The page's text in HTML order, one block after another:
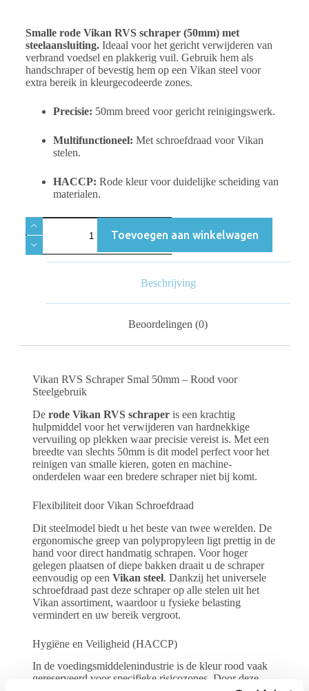
Smalle rode Vikan RVS schraper (50mm) met
steelaansluiting.Ideaal voor het gericht verwijderen van
verbrand voedsel en plakkerig vuil. Gebruik hem als
handschraper of bevestig hem op een Vikan steel voor
extra bereik in kleurgecodeerde zones.
Precisie: 50mm breed voor gericht reinigingswerk.
Multifunctioneel: Met schroefdraad voor Vikan
stelen.
HACCP: Rode kleur voor duidelijke scheiding van
materialen.
Toevoegen aan winkelwagen
Beschrijving
Beoordelingen (0)
Vikan RVS Schraper Smal 50mm – Rood voor
Steelgebruik
De rode Vikan RVS schraperis een krachtig
hulpmiddel voor het verwijderen van hardnekkige
vervuiling op plekken waar precisie vereist is. Met een
breedte van slechts 50mm is dit model perfect voor het
reinigen van smalle kieren, goten en machine-
onderdelen waar een bredere schraper niet bij komt.
Flexibiliteit door Vikan Schroefdraad
Dit steelmodel biedt u het beste van twee werelden. De
ergonomische greep van polypropyleen ligt prettig in de
hand voor direct handmatig schrapen. Voor hoger
gelegen plaatsen of diepe bakken draait u de schraper
eenvoudig op een Vikan steel. Dankzij het universele
schroefdraad past deze schraper op alle stelen uit het
Vikan assortiment, waardoor u fysieke belasting
vermindert en uw bereik vergroot.
Hygiëne en Veiligheid (HACCP)
In de voedingsmiddelenindustrie is de kleur rood vaak
gereserveerd voor specifieke risicozones. Door deze